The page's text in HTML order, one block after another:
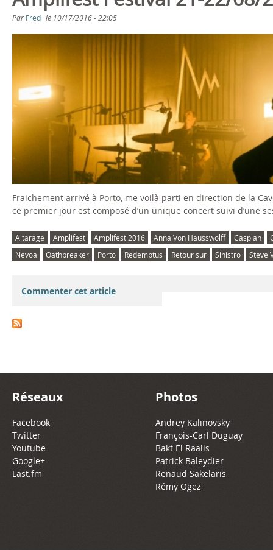
s
ê
t
e
s
i
c
i
Par Fred le 10/17/2016 - 22:05
Fraichement arrivé à Porto, me voilà parti en direction de la
ce premier jour est composé d’un unique concert suivi d’une
Altarage Amplifest Amplifest 2016 Anna Von Hausswolff Caspian
Nevoa
Oathbreaker Porto Redemptus Retour sur Sinistro Steve
Commenter cet article
Réseaux
Facebook
Twitter
Youtube
Google+
Last.fm
Photos
Andrey Kalinovsky
François-Carl Duguay
Bakt El Raalis
Patrick Baleydier
Renaud Sakelaris
Rémy Ogez